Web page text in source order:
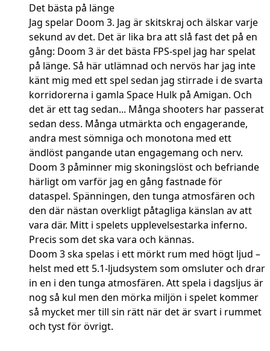
Det bästa på länge
Jag spelar Doom 3. Jag är skitskraj och älskar varje
sekund av det. Det är lika bra att slå fast det på en
gång: Doom 3 är det bästa FPS-spel jag har spelat
på länge. Så här utlämnad och nervös har jag inte
känt mig med ett spel sedan jag stirrade i de svarta
korridorerna i gamla Space Hulk på Amigan. Och
det är ett tag sedan... Många shooters har passerat
sedan dess. Många utmärkta och engagerande,
andra mest sömniga och monotona med ett
ändlöst pangande utan engagemang och nerv.
Doom 3 påminner mig skoningslöst och befriande
härligt om varför jag en gång fastnade för
dataspel. Spänningen, den tunga atmosfären och
den där nästan overkligt påtagliga känslan av att
vara där. Mitt i spelets upplevelsestarka inferno.
Precis som det ska vara och kännas.
Doom 3 ska spelas i ett mörkt rum med högt ljud –
helst med ett 5.1-ljudsystem som omsluter och drar
in en i den tunga atmosfären. Att spela i dagsljus är
nog så kul men den mörka miljön i spelet kommer
så mycket mer till sin rätt när det är svart i rummet
och tyst för övrigt.